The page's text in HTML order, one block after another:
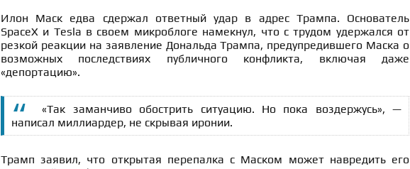
Илон Маск едва сдержал ответный удар в адрес Трампа. Основатель
SpaceX и Tesla в своем микроблоге намекнул, что с трудом удержался от
резкой реакции на заявление Дональда Трампа, предупредившего Маска о
возможных последствиях публичного конфликта, включая даже
«депортацию».
«Так заманчиво обострить ситуацию. Но пока воздержусь», —
написал миллиардер, не скрывая иронии.
Трамп заявил, что открытая перепалка с Маском может навредить его